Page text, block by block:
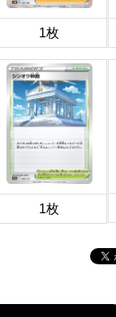
1枚
1枚